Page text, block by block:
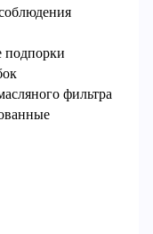
подпорки
фильтра